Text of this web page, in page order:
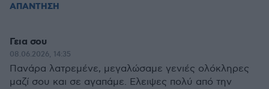
ΑΠΑΝΤΗΣΗ
Γεια σου
08.06.2026, 14:35
Πανάρα λατρεμένε, μεγαλώσαμε γενιές ολόκληρες
μαζί σου και σε αγαπάμε. Ελειψες πολύ από την